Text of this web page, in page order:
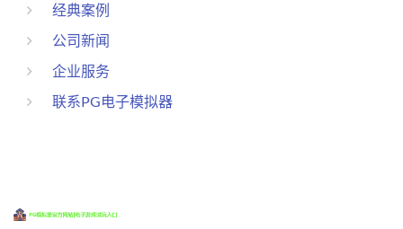
经典案例
公司新闻
企业服务
联系PG电子模拟器